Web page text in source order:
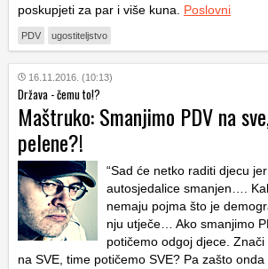
poskupjeti za par i više kuna. Poslovni
PDV ugostiteljstvo
16.11.2016. (10:13)
Država - čemu to!?
Maštruko: Smanjimo PDV na
pelene?!
“Sad će netko raditi djecu
autosjedalice smanjen….
nemaju pojma što je
nju utječe… Ako smanjimo
potičemo odgoj djece.
na SVE, time potičemo SVE? Pa zašto